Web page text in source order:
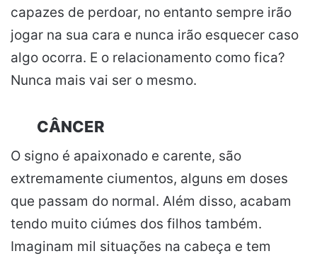
capazes de perdoar, no entanto sempre irão
jogar na sua cara e nunca irão esquecer caso
algo ocorra. E o relacionamento como fica?
Nunca mais vai ser o mesmo.
CÂNCER
O signo é apaixonado e carente, são
extremamente ciumentos, alguns em doses
que passam do normal. Além disso, acabam
tendo muito ciúmes dos filhos também.
Imaginam mil situações na cabeça e tem